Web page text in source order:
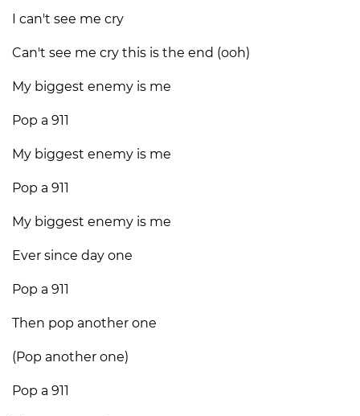
I can't see me cry
Can't see me cry this is the end (ooh)
My biggest enemy is me
Pop a 911
My biggest enemy is me
Pop a 911
My biggest enemy is me
Ever since day one
Pop a 911
Then pop another one
(Pop another one)
Pop a 911